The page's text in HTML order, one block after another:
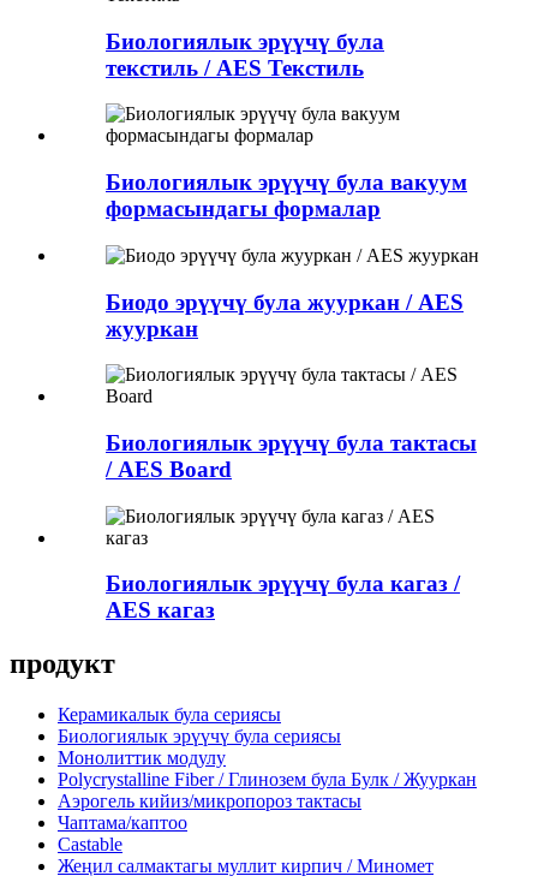
Биологиялык эрүүчү була
текстиль / AES Текстиль
Биологиялык эрүүчү була вакуум
формасындагы формалар
Биодо эрүүчү була жууркан / AES
жууркан
Биологиялык эрүүчү була тактасы
/ AES Board
Биологиялык эрүүчү була кагаз /
AES кагаз
продукт
Керамикалык була сериясы
Биологиялык эрүүчү була сериясы
Монолиттик модулу
Polycrystalline Fiber / Глинозем була Булк / Жууркан
Аэрогель кийиз/микропороз тактасы
Чаптама/каптоо
Castable
Жеңил салмактагы муллит кирпич / Миномет